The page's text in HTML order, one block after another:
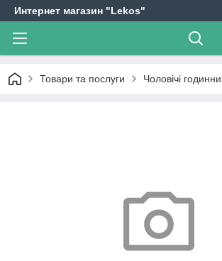
Интернет магазин "Lekos"
Товари та послуги Чоловічі